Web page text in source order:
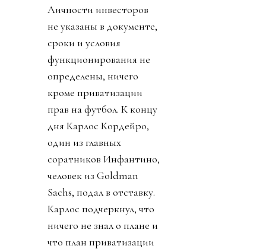
Личности инвесторов
не указаны в документе,
сроки и условия
функционирования не
определены, ничего
кроме приватизации
прав на футбол. К концу
дня Карлос Кордейро,
один из главных
соратников Инфантино,
человек из Goldman
Sachs, подал в отставку.
Карлос подчеркнул, что
ничего не знал о плане и
что план приватизации